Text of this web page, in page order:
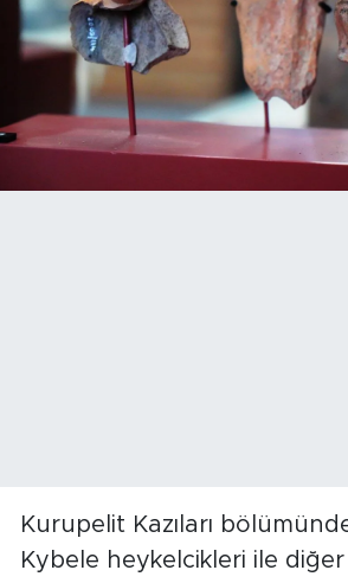
Kurupelit Kazıları
Kybele heykelcikleri ile